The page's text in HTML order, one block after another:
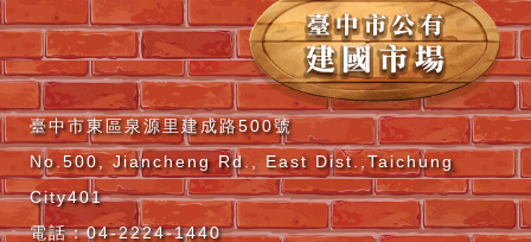
臺中市東區泉源里建成路500號
No.500, Jiancheng Rd., East Dist.,Taichung
City401
電話：04-2224-1440